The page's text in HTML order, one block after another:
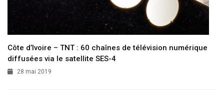
Côte d’Ivoire – TNT : 60 chaînes de télévision numérique
diffusées via le satellite SES-4
28 mai 2019